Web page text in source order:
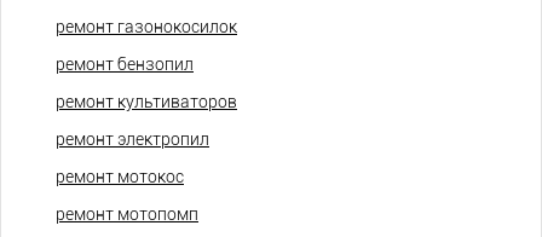
ремонт газонокосилок
ремонт бензопил
ремонт культиваторов
ремонт электропил
ремонт мотокос
ремонт мотопомп